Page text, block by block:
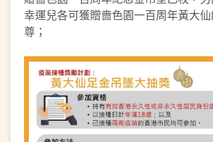
幸運兒各可獲贈嗇色園一百周年黃大
尊；